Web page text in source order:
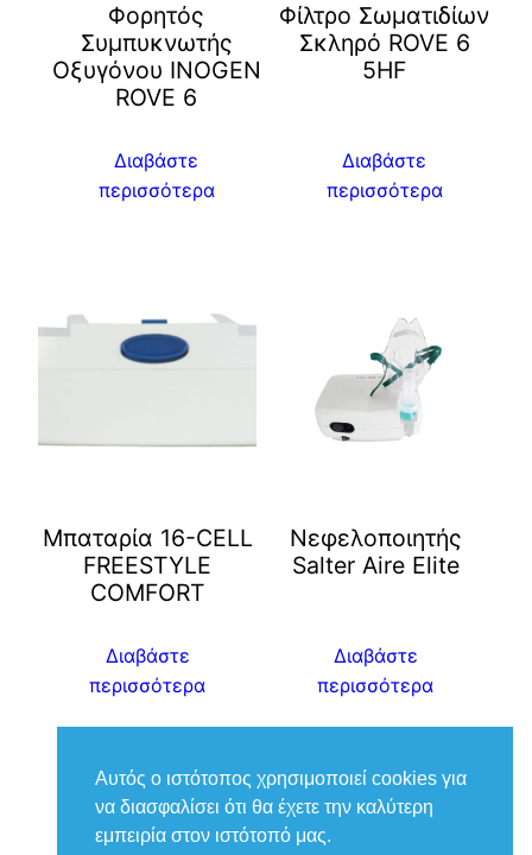
Φορητός
Συμπυκνωτής
Οξυγόνου INOGEN
ROVE 6
Διαβάστε
περισσότερα
Φίλτρο Σωματιδίων
Σκληρό ROVE 6
5HF
Διαβάστε
περισσότερα
Μπαταρία 16-CELL
FREESTYLE
COMFORT
Διαβάστε
περισσότερα
Νεφελοποιητής
Salter Aire Elite
Διαβάστε
περισσότερα
Αυτός ο ιστότοπος χρησιμοποιεί cookies για
να διασφαλίσει ότι θα έχετε την καλύτερη
εμπειρία στον ιστότοπό μας.